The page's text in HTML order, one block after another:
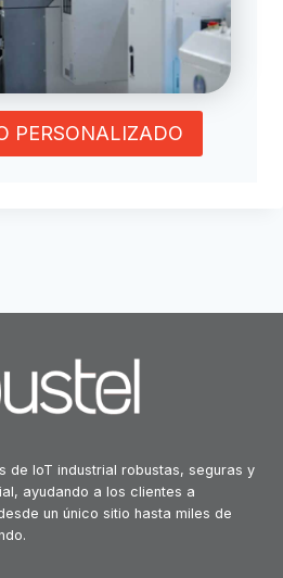
PERSONALIZADO
de IoT industrial robustas, seguras y
ayudando a los clientes a
un único sitio hasta miles de